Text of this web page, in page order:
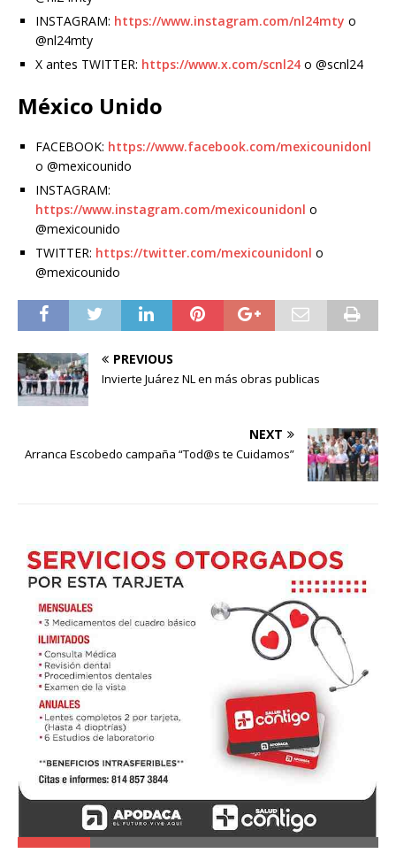
INSTAGRAM: https://www.instagram.com/nl24mty o
@nl24mty
X antes TWITTER: https://www.x.com/scnl24 o @scnl24
México Unido
FACEBOOK: https://www.facebook.com/mexicounidonl
o @mexicounido
INSTAGRAM:
https://www.instagram.com/mexicounidonl o
@mexicounido
TWITTER: https://twitter.com/mexicounidonl o
@mexicounido
PREVIOUS
Invierte Juárez NL en más obras publicas
NEXT
Arranca Escobedo campaña “Tod@s te Cuidamos”